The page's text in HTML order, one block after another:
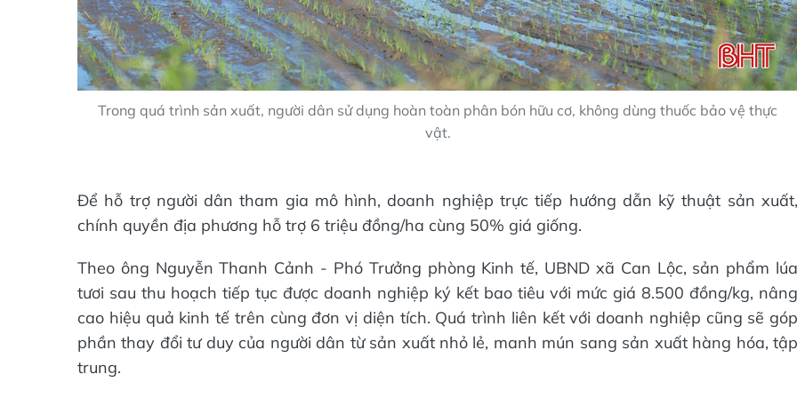
Trong quá trình sản xuất, người dân sử dụng hoàn toàn phân bón hữu cơ, không dùng thuốc bảo vệ thực
vật.
Để hỗ trợ người dân tham gia mô hình, doanh nghiệp trực tiếp hướng dẫn kỹ thuật sản xuất,
chính quyền địa phương hỗ trợ 6 triệu đồng/ha cùng 50% giá giống.
Theo ông Nguyễn Thanh Cảnh - Phó Trưởng phòng Kinh tế, UBND xã Can Lộc, sản phẩm lúa
tươi sau thu hoạch tiếp tục được doanh nghiệp ký kết bao tiêu với mức giá 8.500 đồng/kg, nâng
cao hiệu quả kinh tế trên cùng đơn vị diện tích. Quá trình liên kết với doanh nghiệp cũng sẽ góp
phần thay đổi tư duy của người dân từ sản xuất nhỏ lẻ, manh mún sang sản xuất hàng hóa, tập
trung.